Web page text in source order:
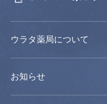
ウラタ薬局について
お知らせ